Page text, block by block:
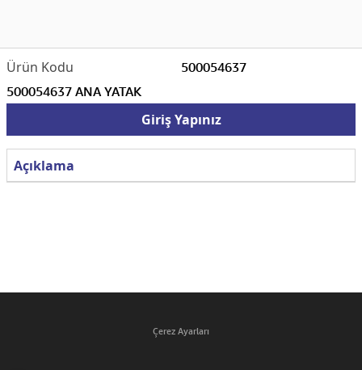
500054637
500054637 ANA YATAK
Giriş Yapınız
Açıklama
Çerez Ayarları